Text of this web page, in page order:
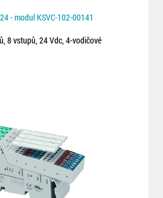
- modul KSVC-102-00141
8 vstupů, 24 Vdc, 4-vodičové